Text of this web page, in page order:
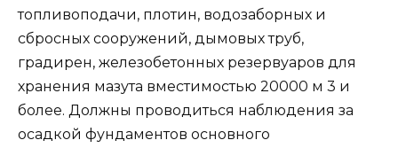
топливоподачи, плотин, водозаборных и
сбросных сооружений, дымо­вых труб,
градирен, железобетонных резервуаров для
хра­нения мазута вместимостью 20000 м 3 и
более. Должны про­водиться наблюдения за
осадкой фундаментов основного